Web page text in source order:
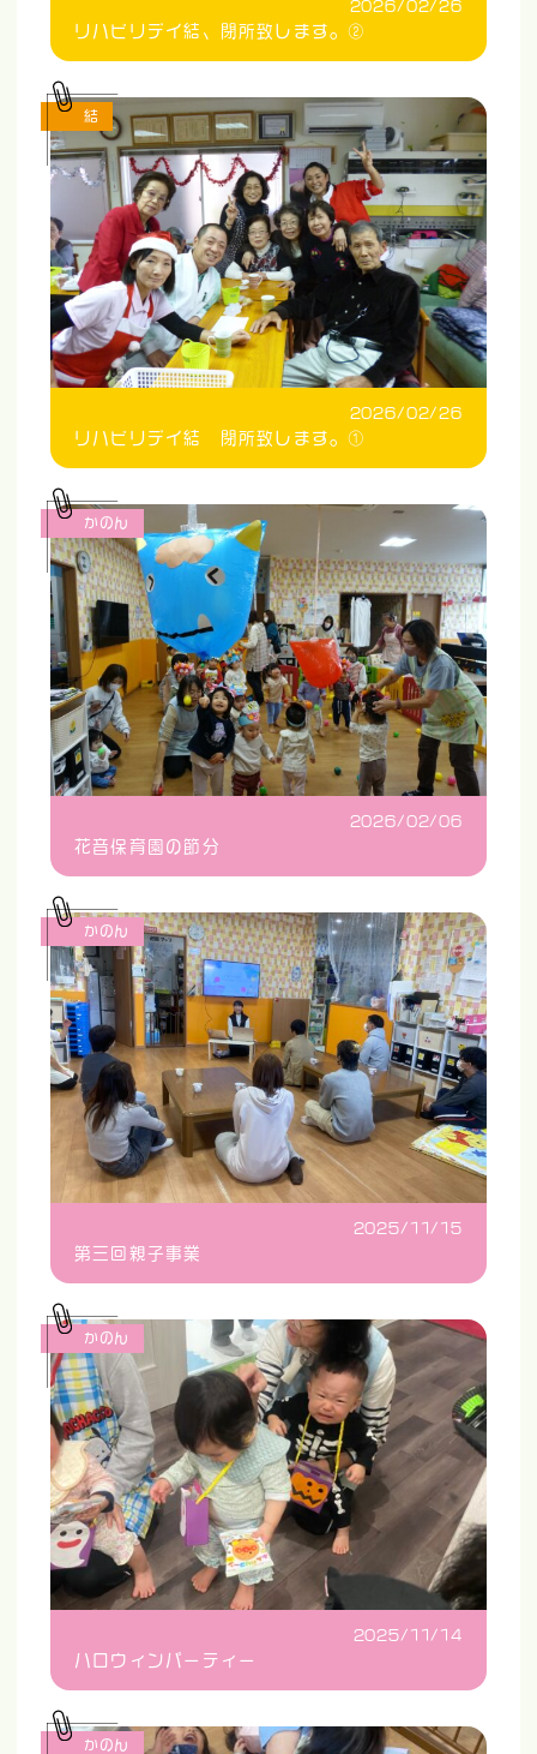
2026/02/26
リハビリデイ結、閉所致します。②
2026/02/26
リハビリデイ結 閉所致します。①
結
2026/02/06
花音保育園の節分
かのん
2025/11/15
第三回親子事業
かのん
2025/11/14
ハロウィンパーティー
かのん
かのん